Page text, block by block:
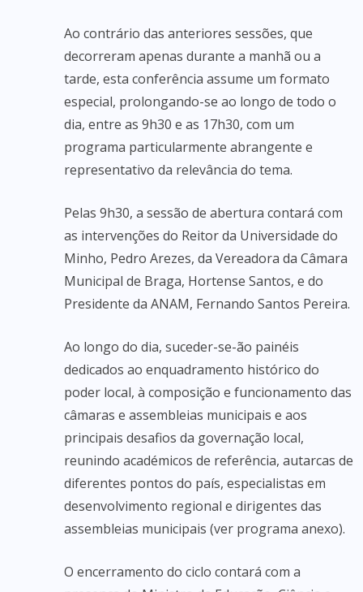
Ao contrário das anteriores sessões, que
decorreram apenas durante a manhã ou a
tarde, esta conferência assume um formato
especial, prolongando-se ao longo de todo o
dia, entre as 9h30 e as 17h30, com um
programa particularmente abrangente e
representativo da relevância do tema.
Pelas 9h30, a sessão de abertura contará com
as intervenções do Reitor da Universidade do
Minho, Pedro Arezes, da Vereadora da Câmara
Municipal de Braga, Hortense Santos, e do
Presidente da ANAM, Fernando Santos Pereira.
Ao longo do dia, suceder-se-ão painéis
dedicados ao enquadramento histórico do
poder local, à composição e funcionamento das
câmaras e assembleias municipais e aos
principais desafios da governação local,
reunindo académicos de referência, autarcas de
diferentes pontos do país, especialistas em
desenvolvimento regional e dirigentes das
assembleias municipais (ver programa anexo).
O encerramento do ciclo contará com a